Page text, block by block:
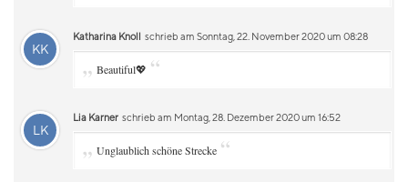
KK
Katharina Knoll schrieb am Sonntag, 22. November 2020 um 08:28
„ Beautiful💖 “
LK
Lia Karner schrieb am Montag, 28. Dezember 2020 um 16:52
„ Unglaublich schöne Strecke “